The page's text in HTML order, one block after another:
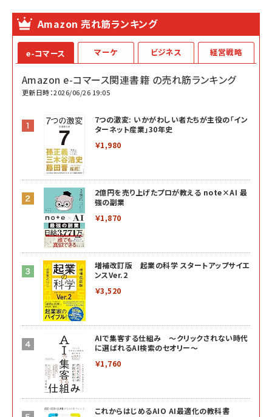
Amazon 売れ筋ランキング
e-コマース
Amazon e-コマース関連書籍 の売れ筋ランキング
更新日時：2026/06/26 19:05
7つの激変: いかがわしい者たちが主役の「イン
ターネット産業」30年史
￥1,980
2億円を売り上げたプロが教える note×AI 最
強の副業
￥1,870
増補改訂版 起業の科学 スタートアップサイエ
ンスVer.2
￥3,520
AIで集客する仕組み ～クリックされない時代
に選ばれるAI検索のセオリー～
￥1,760
これからはじめるAIO AI最適化の教科書
マーケ ビジネス 経営戦略